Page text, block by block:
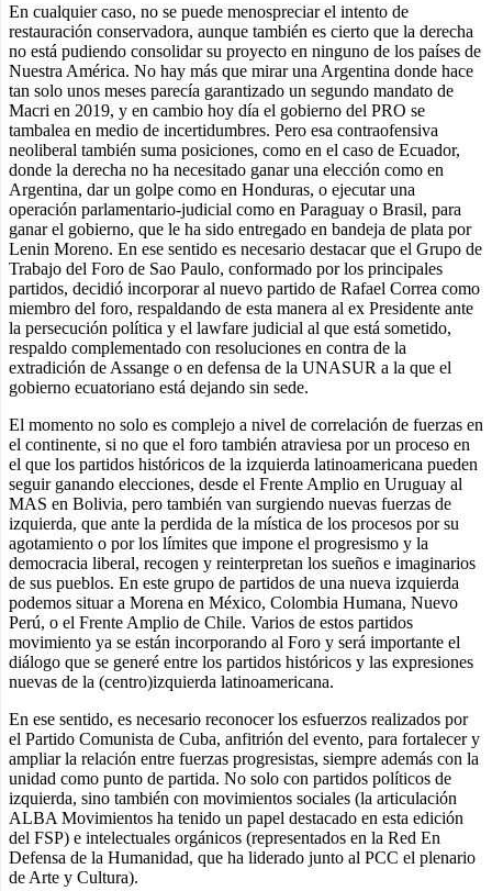
En cualquier caso, no se puede menospreciar el intento de
restauración conservadora, aunque también es cierto que la derecha
no está pudiendo consolidar su proyecto en ninguno de los países de
Nuestra América. No hay más que mirar una Argentina donde hace
tan solo unos meses parecía garantizado un segundo mandato de
Macri en 2019, y en cambio hoy día el gobierno del PRO se
tambalea en medio de incertidumbres. Pero esa contraofensiva
neoliberal también suma posiciones, como en el caso de Ecuador,
donde la derecha no ha necesitado ganar una elección como en
Argentina, dar un golpe como en Honduras, o ejecutar una
operación parlamentario-judicial como en Paraguay o Brasil, para
ganar el gobierno, que le ha sido entregado en bandeja de plata por
Lenin Moreno. En ese sentido es necesario destacar que el Grupo de
Trabajo del Foro de Sao Paulo, conformado por los principales
partidos, decidió incorporar al nuevo partido de Rafael Correa como
miembro del foro, respaldando de esta manera al ex Presidente ante
la persecución política y el lawfare judicial al que está sometido,
respaldo complementado con resoluciones en contra de la
extradición de Assange o en defensa de la UNASUR a la que el
gobierno ecuatoriano está dejando sin sede.
El momento no solo es complejo a nivel de correlación de fuerzas en
el continente, si no que el foro también atraviesa por un proceso en
el que los partidos históricos de la izquierda latinoamericana pueden
seguir ganando elecciones, desde el Frente Amplio en Uruguay al
MAS en Bolivia, pero también van surgiendo nuevas fuerzas de
izquierda, que ante la perdida de la mística de los procesos por su
agotamiento o por los límites que impone el progresismo y la
democracia liberal, recogen y reinterpretan los sueños e imaginarios
de sus pueblos. En este grupo de partidos de una nueva izquierda
podemos situar a Morena en México, Colombia Humana, Nuevo
Perú, o el Frente Amplio de Chile. Varios de estos partidos
movimiento ya se están incorporando al Foro y será importante el
diálogo que se generé entre los partidos históricos y las expresiones
nuevas de la (centro)izquierda latinoamericana.
En ese sentido, es necesario reconocer los esfuerzos realizados por
el Partido Comunista de Cuba, anfitrión del evento, para fortalecer y
ampliar la relación entre fuerzas progresistas, siempre además con la
unidad como punto de partida. No solo con partidos políticos de
izquierda, sino también con movimientos sociales (la articulación
ALBA Movimientos ha tenido un papel destacado en esta edición
del FSP) e intelectuales orgánicos (representados en la Red En
Defensa de la Humanidad, que ha liderado junto al PCC el plenario
de Arte y Cultura).